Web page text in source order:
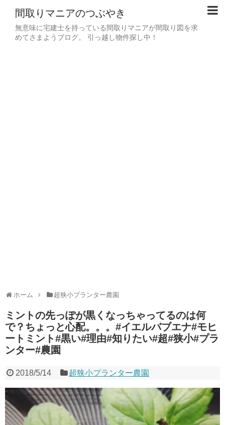
間取りマニアのつぶやき
無意味に宅建士を持っている間取りマニアが間取り図を求
めてさまようブログ。 引っ越し物件探し中！
ホーム 超狭小プランター農園
ミントの先っぽが黒くなっちゃってるのは何
で？ちょっと心配。。。#イエルバブエナ#モヒ
ートミント#黒い#理由#知りたい#超#狭小#プラ
ンター#農園
2018/5/14 超狭小プランター農園